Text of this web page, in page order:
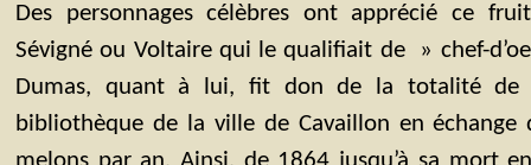
Des personnages célèbres ont apprécié ce
Sévigné ou Voltaire qui le qualifiait de » chef-
Dumas, quant à lui, fit don de la totalité de
bibliothèque de la ville de Cavaillon en échange